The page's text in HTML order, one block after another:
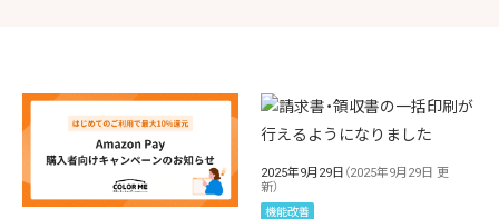
2025年9月29日 （2025年9月29日 更
新）
機能改善